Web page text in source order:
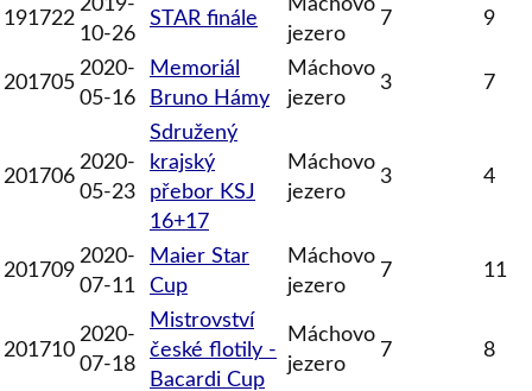
191722
2019-
10-26
STAR finále
Máchovo
jezero
7 9
201705
2020-
05-16
Memoriál
Bruno Hámy
Máchovo
jezero
3 7
201706
2020-
05-23
Sdružený
krajský
přebor KSJ
16+17
Máchovo
jezero
3 4
201709
2020-
07-11
Maier Star
Cup
Máchovo
jezero
7 11
201710
2020-
07-18
Mistrovství
české flotily -
Bacardi Cup
Máchovo
jezero
7 8